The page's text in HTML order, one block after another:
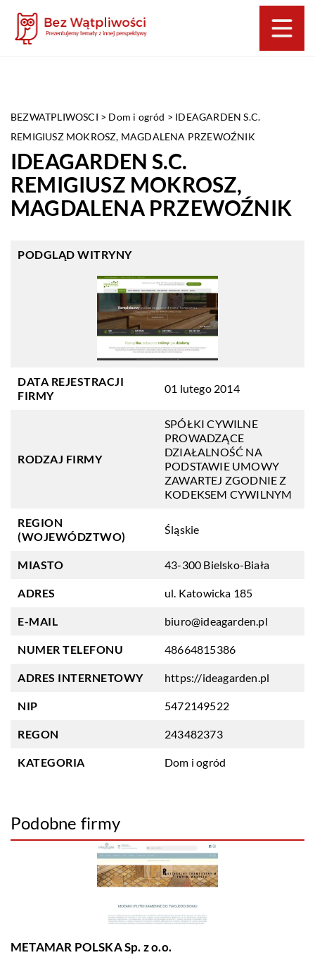
BEZWATPLIWOSCI > Dom i ogród > IDEAGARDEN S.C.
REMIGIUSZ MOKROSZ, MAGDALENA PRZEWOŹNIK
IDEAGARDEN S.C.
REMIGIUSZ MOKROSZ,
MAGDALENA PRZEWOŹNIK
PODGLĄD WITRYNY
DATA REJESTRACJI
FIRMY
01 lutego 2014
RODZAJ FIRMY
SPÓŁKI CYWILNE
PROWADZĄCE
DZIAŁALNOŚĆ NA
PODSTAWIE UMOWY
ZAWARTEJ ZGODNIE Z
KODEKSEM CYWILNYM
REGION
(WOJEWÓDZTWO)
Śląskie
MIASTO 43-300 Bielsko-Biała
ADRES ul. Katowicka 185
E-MAIL biuro@ideagarden.pl
NUMER TELEFONU 48664815386
ADRES INTERNETOWY https://ideagarden.pl
NIP 5472149522
REGON 243482373
KATEGORIA Dom i ogród
Podobne firmy
METAMAR POLSKA Sp. z o.o.